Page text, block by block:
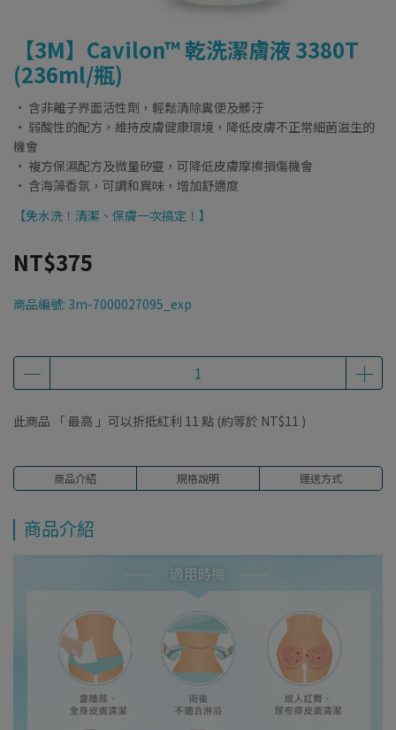
【3M】Cavilon™ 乾洗潔膚液 3380T
(236ml/瓶)
· 含非離子界面活性劑，輕鬆清除糞便及髒汙
· 弱酸性的配方，維持皮膚健康環境，降低皮膚不正常細菌滋生的
機會
· 複方保濕配方及微量矽靈，可降低皮膚摩擦損傷機會
· 含海藻香氛，可調和異味，增加舒適度
【免水洗！清潔、保膚一次搞定！】
NT$375
商品編號: 3m-7000027095_exp
此商品 「 最高 」可以折抵紅利 11 點 (約等於 NT$11 )
商品介紹 規格說明 運送方式
商品介紹